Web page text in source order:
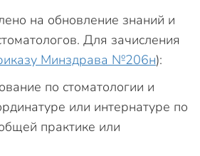
на обновление знаний и
Для зачисления
Минздрава №206н):
по стоматологии и
или интернатуре по
практике или